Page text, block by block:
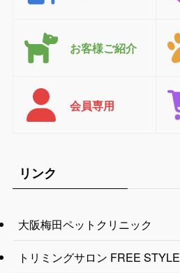
お客様ご紹介
会員専用
リンク
大阪梅田ペットクリニック
トリミングサロン FREE STYLE